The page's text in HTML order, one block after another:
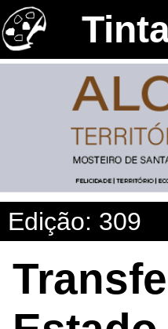
Edição: 309